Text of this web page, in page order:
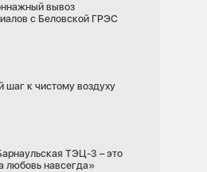
вывоз
с Беловской ГРЭС
шаг к чистому воздуху
ТЭЦ-3 – это
любовь навсегда»